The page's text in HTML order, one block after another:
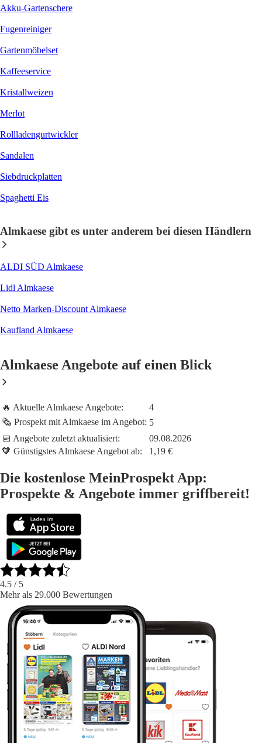
Akku-Gartenschere
Fugenreiniger
Gartenmöbelset
Kaffeeservice
Kristallweizen
Merlot
Rollladengurtwickler
Sandalen
Siebdruckplatten
Spaghetti Eis
Almkaese gibt es unter anderem bei diesen Händlern
ALDI SÜD Almkaese
Lidl Almkaese
Netto Marken-Discount Almkaese
Kaufland Almkaese
Almkaese Angebote auf einen Blick
🔥 Aktuelle Almkaese Angebote:
4
🗞️ Prospekt mit Almkaese im Angebot: 5
📅 Angebote zuletzt aktualisiert:
09.08.2026
🧡 Günstigstes Almkaese Angebot ab:
1,19 €
Die kostenlose MeinProspekt App:
Prospekte & Angebote immer griffbereit!
4.5 / 5
Mehr als 29.000 Bewertungen